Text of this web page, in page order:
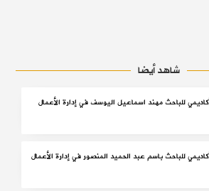
شاهد أيضا
للباحث مهند اسماعيل اليوسف في إدارة الأعمال
للباحث باسم عبد الحميد المنصور في إدارة الأعمال